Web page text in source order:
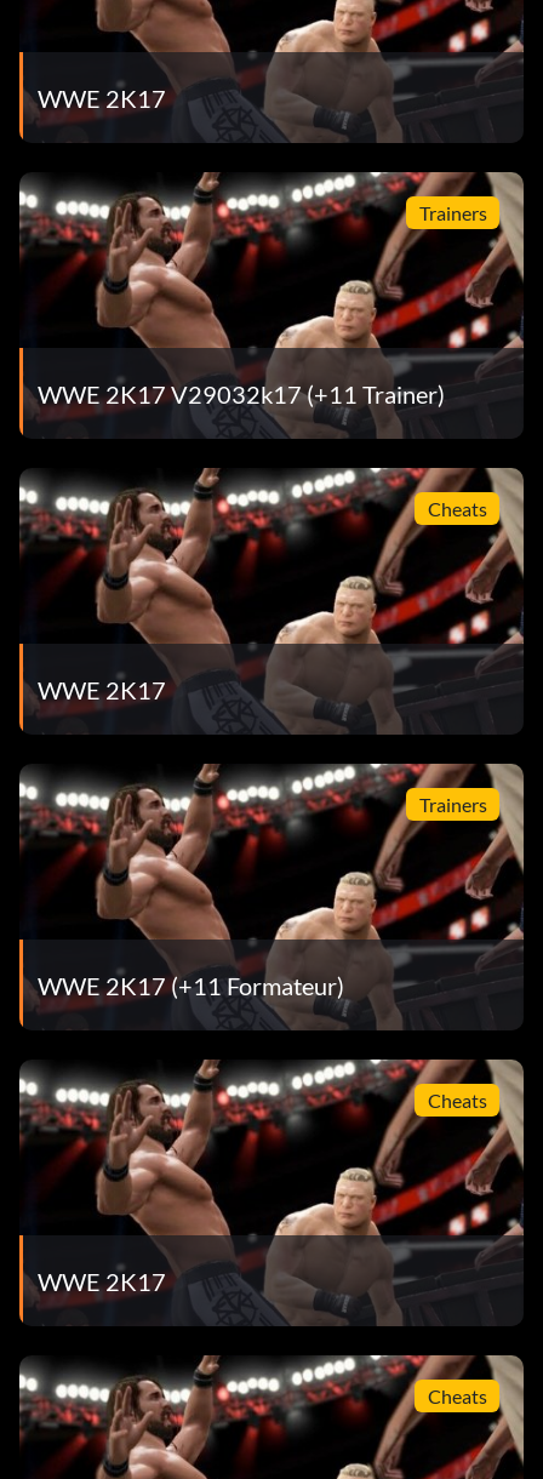
WWE 2K17
Trainers
WWE 2K17 V29032k17 (+11 Trainer)
Cheats
WWE 2K17
Trainers
WWE 2K17 (+11 Formateur)
Cheats
WWE 2K17
Cheats